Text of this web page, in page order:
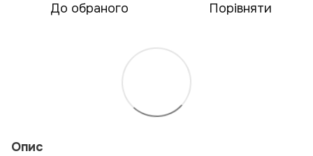
До обраного Порівняти
Опис